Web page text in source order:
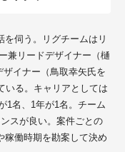
伺う。リグチームはリ
兼リードデザイナー （樋
イナー（鳥取幸矢氏を
いる。キャリアとしては
1名、1年が1名。チーム
スが良い。案件ごとの
稼働時期を勘案して決め